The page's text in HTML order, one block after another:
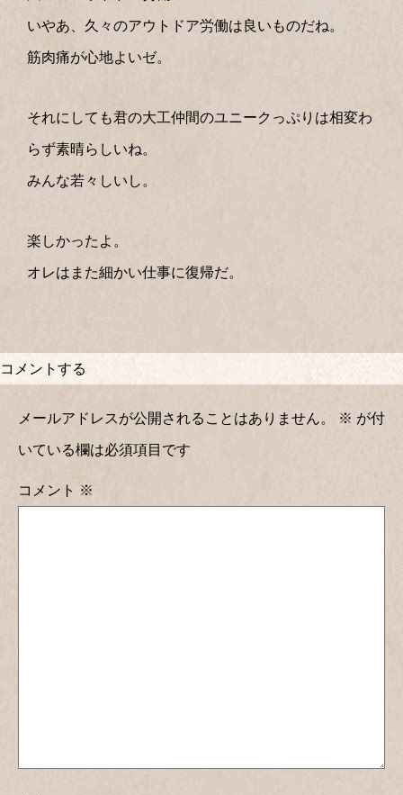
いやあ、久々のアウトドア労働は良いものだね。
筋肉痛が心地よいゼ。
それにしても君の大工仲間のユニークっぷりは相変わ
らず素晴らしいね。
みんな若々しいし。
楽しかったよ。
オレはまた細かい仕事に復帰だ。
コメントする
メールアドレスが公開されることはありません。 ※ が付
いている欄は必須項目です
コメント ※